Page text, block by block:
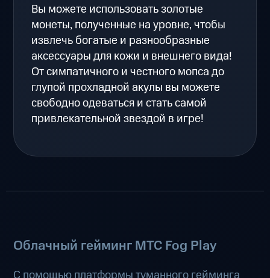
Вы можете использовать золотые
монеты, полученные на уровне, чтобы
извлечь богатые и разнообразные
аксессуары для кожи и внешнего вида!
От симпатичного и честного мопса до
глупой прохладной акулы вы можете
свободно одеваться и стать самой
привлекательной звездой в игре!
Облачный гейминг МТС Fog Play